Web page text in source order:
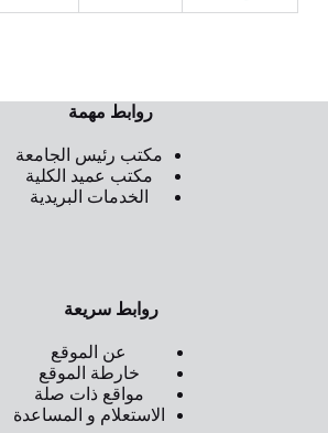
روابط مهمة
مكتب رئيس الجامعة
مكتب عميد الكلية
الخدمات البريدية
روابط سريعة
عن الموقع
خارطة الموقع
مواقع ذات صلة
الاستعلام و المساعدة